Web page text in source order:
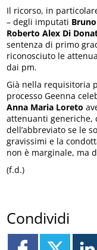
Il ricorso, in
– degli imputati
Roberto Alex Di
sentenza di primo
riconosciuto le
dai pm.
Già nella requisitoria
processo Geenna
Anna Maria Loreto
attenuanti generiche,
dell’abbreviato se le
gravissimi e la
non è marginale, ma
(f.d.)
Condividi